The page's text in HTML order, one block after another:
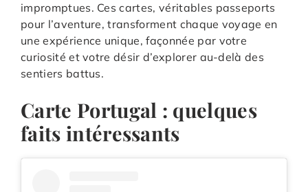
impromptues. Ces cartes, véritables passeports
pour l’aventure, transforment chaque voyage en
une expérience unique, façonnée par votre
curiosité et votre désir d’explorer au-delà des
sentiers battus.
Carte Portugal : quelques
faits intéressants